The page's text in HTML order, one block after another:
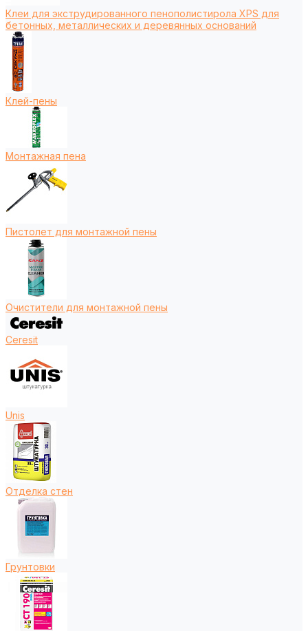
Клеи для экструдированного пенополистирола XPS для
бетонных, металлических и деревянных оснований
Клей-пены
Монтажная пена
Пистолет для монтажной пены
Очистители для монтажной пены
Ceresit
Unis
Отделка стен
Грунтовки